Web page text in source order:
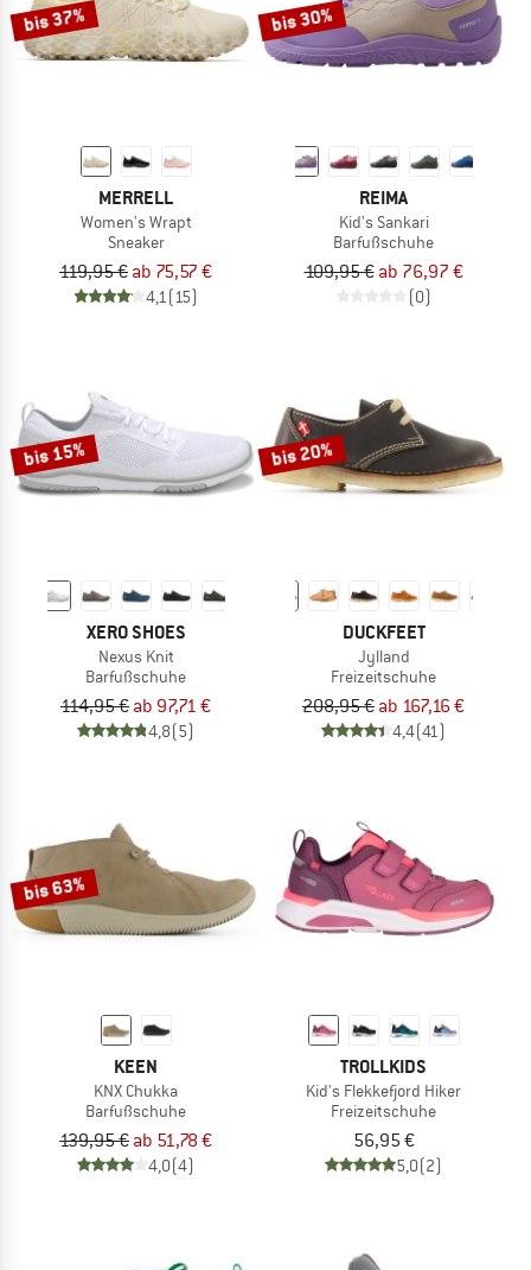
bis 37%
MERRELL
Women's Wrapt
Sneaker
119,95 € ab 75,57 €
4,1(15)
bis 30%
REIMA
Kid's Sankari
Barfußschuhe
109,95 € ab 76,97 €
(0)
bis 15%
XERO SHOES
Nexus Knit
Barfußschuhe
114,95 € ab 97,71 €
4,8(5)
bis 20%
DUCKFEET
Jylland
Freizeitschuhe
208,95 € ab 167,16 €
4,4(41)
bis 63%
KEEN
KNX Chukka
Barfußschuhe
139,95 € ab 51,78 €
4,0(4)
TROLLKIDS
Kid's Flekkefjord Hiker
Freizeitschuhe
56,95 €
5,0(2)